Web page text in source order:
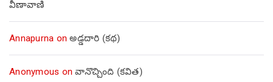
వీణావాణి
Annapurna onఅడ్డదారి (కథ)
Anonymous onవానొచ్చింది (కవిత)